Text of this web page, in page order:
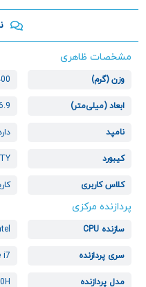
مشخصات ظاهری
وزن (گرم)
ابعاد (میلی‌متر) × 313.5
نامپد
کیبورد
کلاس کاربری
پردازنده مرکزی
سازنده CPU
سری پردازنده i7
مدل پردازنده